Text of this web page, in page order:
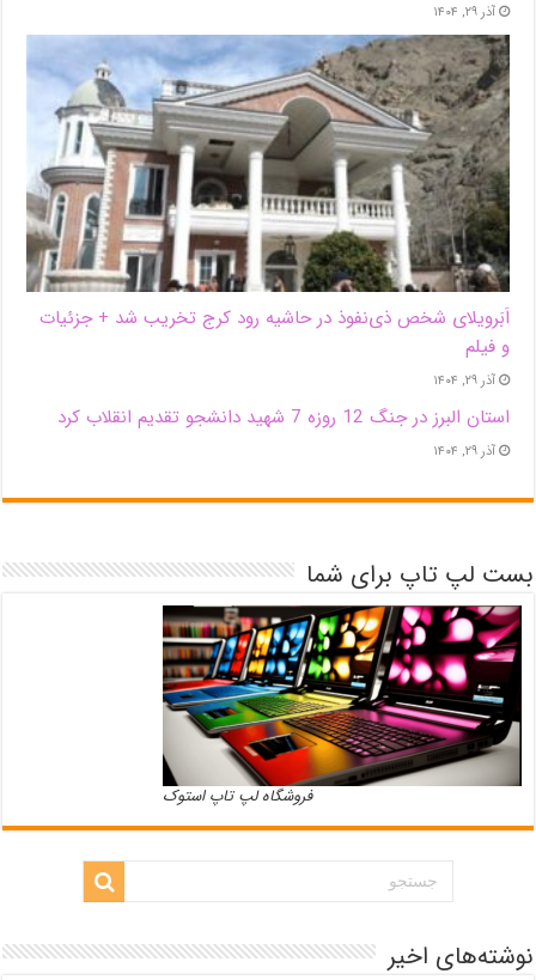
آذر ۲۹, ۱۴۰۴
اَبَر‌ویلای شخص ذی‌نفوذ در حاشیه‌ رود کرج تخریب شد + جزئیات
و فیلم
آذر ۲۹, ۱۴۰۴
استان البرز در جنگ 12 روزه 7 شهید دانشجو تقدیم انقلاب کرد
آذر ۲۹, ۱۴۰۴
بست لپ تاپ برای شما
فروشگاه لپ تاپ استوک
نوشته‌های اخیر